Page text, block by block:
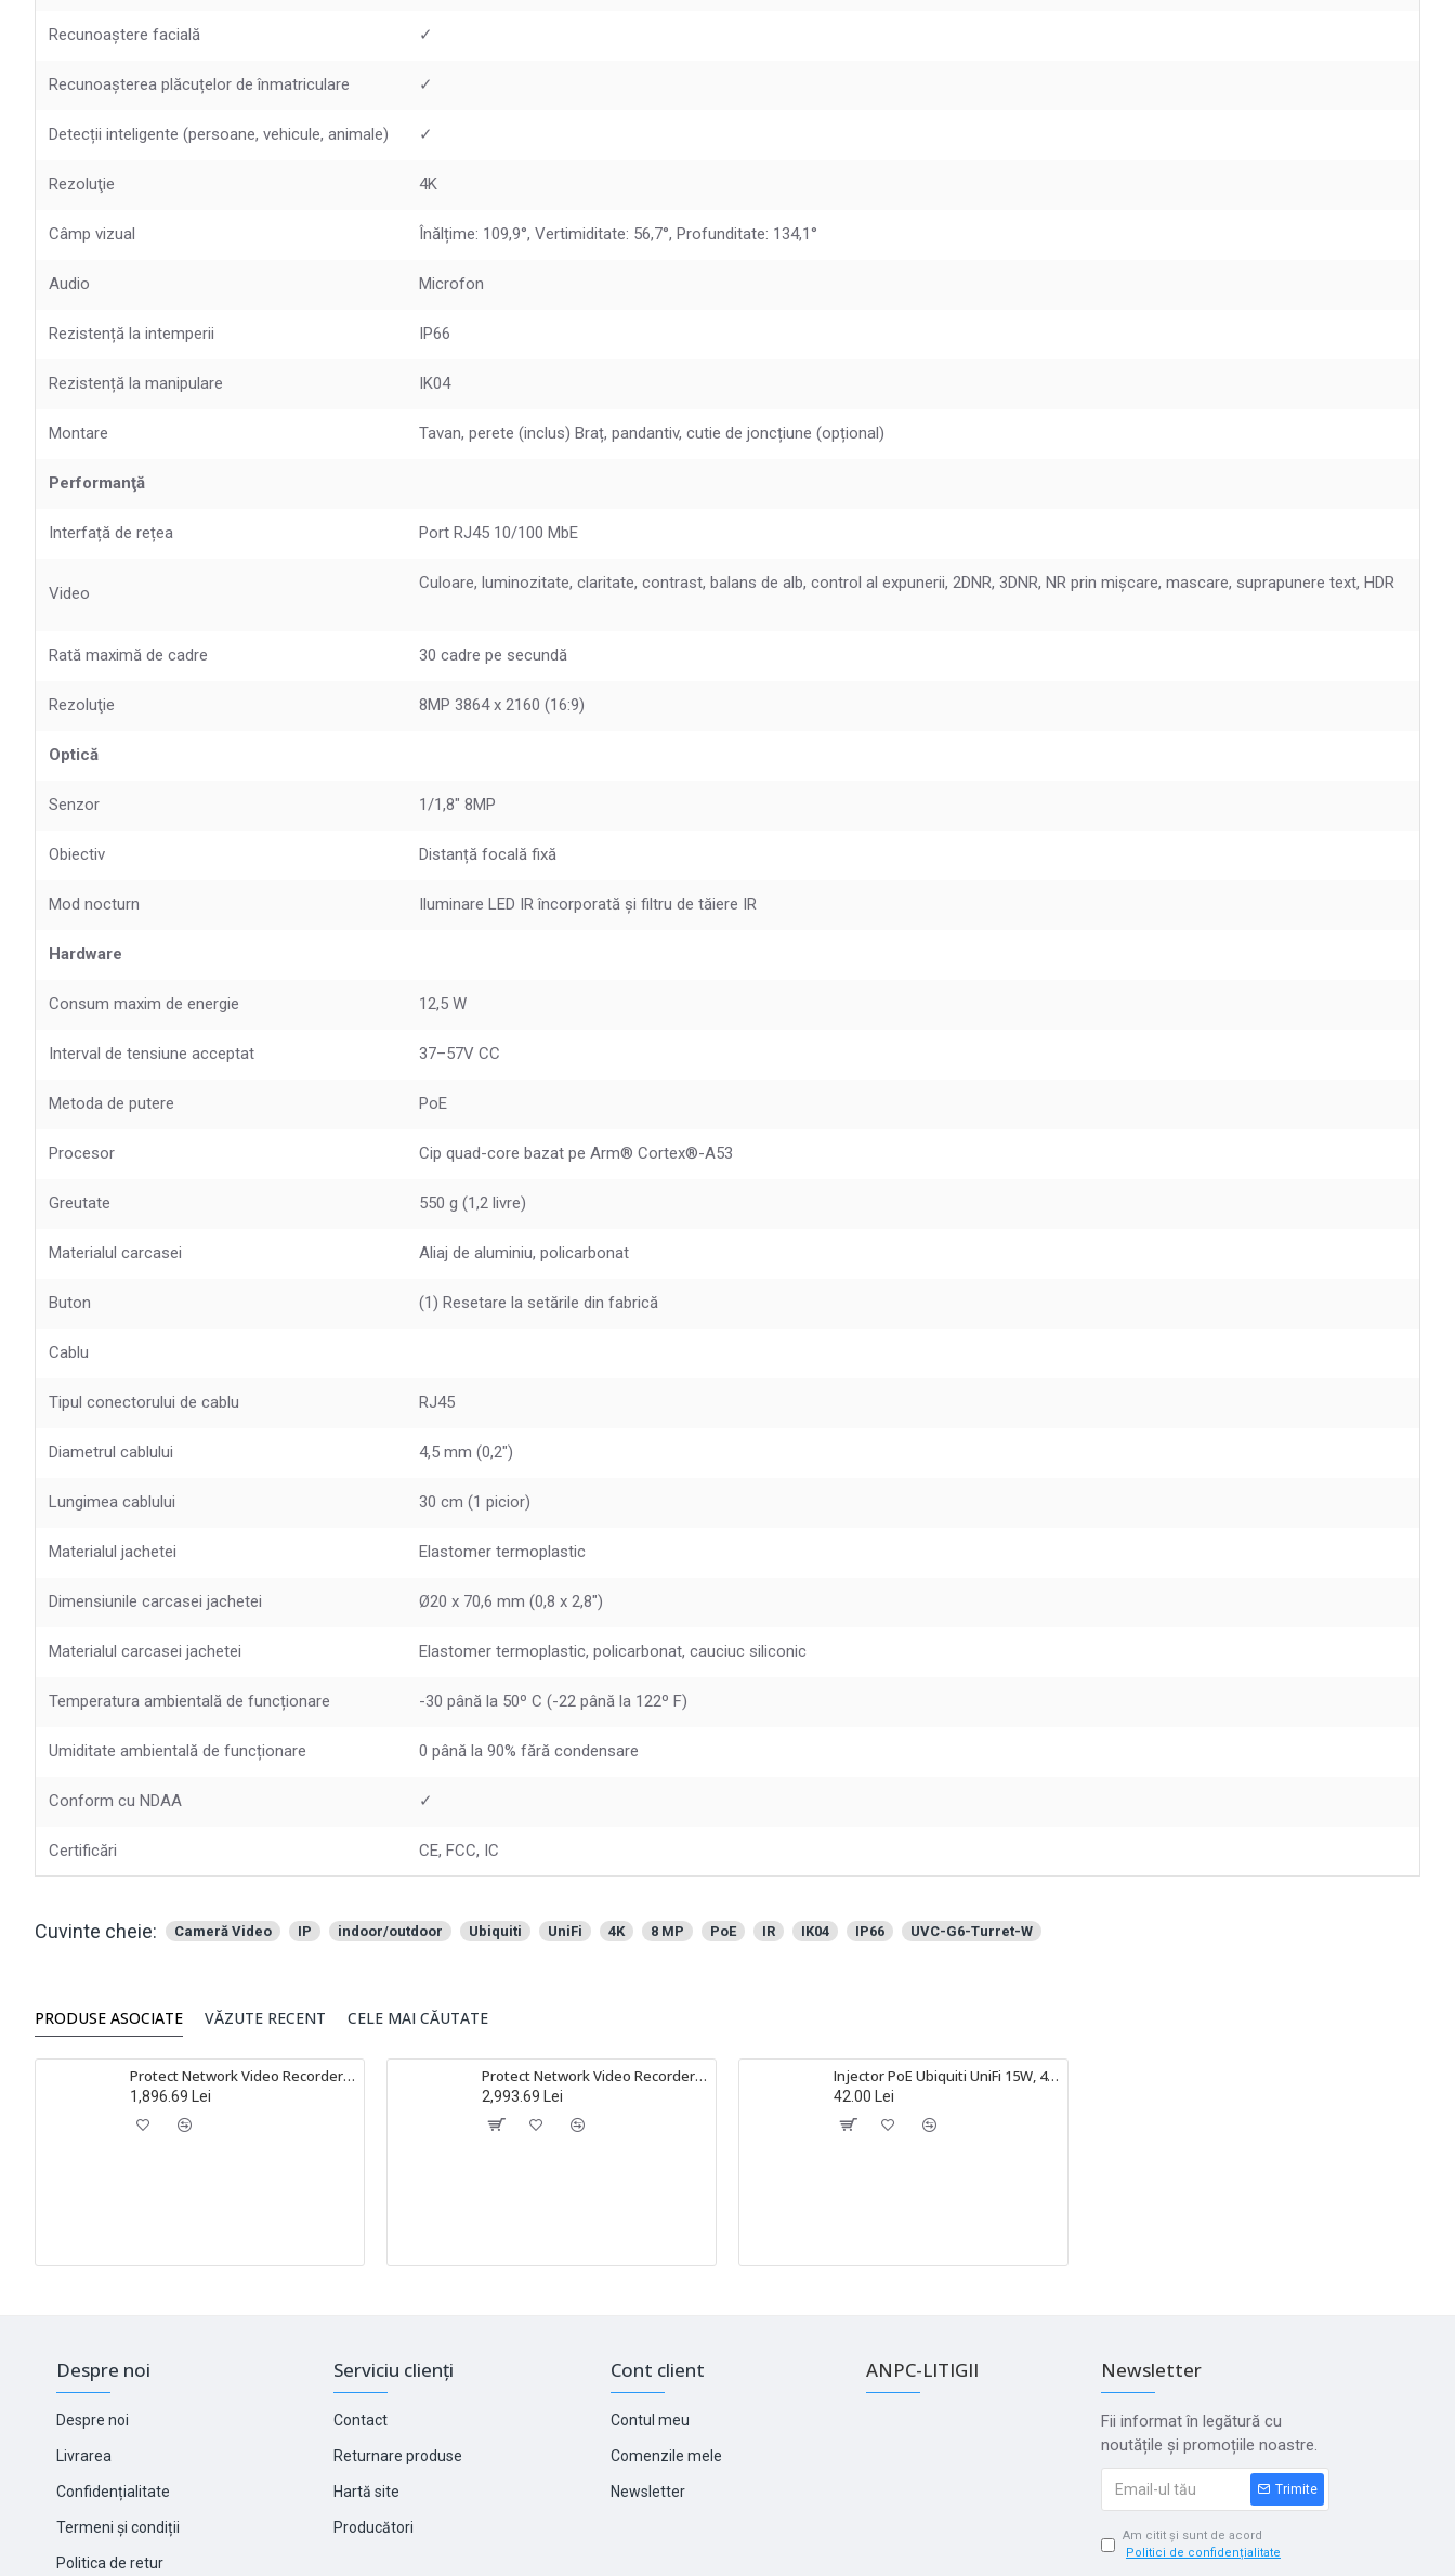
Recunoaștere facială ✓
Recunoașterea plăcuțelor de înmatriculare ✓
Detecții inteligente (persoane, vehicule, animale) ✓
Rezoluţie 4K
Câmp vizual Înălțime: 109,9°, Vertimiditate: 56,7°, Profunditate: 134,1°
Audio Microfon
Rezistență la intemperii IP66
Rezistență la manipulare IK04
Montare Tavan, perete (inclus) Braț, pandantiv, cutie de joncțiune (opțional)
Performanţă
Interfață de rețea Port RJ45 10/100 MbE
Video
Culoare, luminozitate, claritate, contrast, balans de alb, control al expunerii, 2DNR, 3DNR, NR prin mișcare, mascare, suprapunere text, HDR
Rată maximă de cadre 30 cadre pe secundă
Rezoluţie 8MP 3864 x 2160 (16:9)
Optică
Senzor 1/1,8" 8MP
Obiectiv Distanță focală fixă
Mod nocturn Iluminare LED IR încorporată și filtru de tăiere IR
Hardware
Consum maxim de energie 12,5 W
Interval de tensiune acceptat 37–57V CC
Metoda de putere PoE
Procesor Cip quad-core bazat pe Arm® Cortex®-A53
Greutate 550 g (1,2 livre)
Materialul carcasei Aliaj de aluminiu, policarbonat
Buton (1) Resetare la setările din fabrică
Cablu
Tipul conectorului de cablu RJ45
Diametrul cablului 4,5 mm (0,2")
Lungimea cablului 30 cm (1 picior)
Materialul jachetei Elastomer termoplastic
Dimensiunile carcasei jachetei Ø20 x 70,6 mm (0,8 x 2,8")
Materialul carcasei jachetei Elastomer termoplastic, policarbonat, cauciuc siliconic
Temperatura ambientală de funcționare -30 până la 50º C (-22 până la 122º F)
Umiditate ambientală de funcționare 0 până la 90% fără condensare
Conform cu NDAA ✓
Certificări CE, FCC, IC
Cuvinte cheie: Cameră Video IP indoor/outdoor Ubiquiti UniFi 4K 8 MP PoE IR IK04 IP66 UVC-G6-Turret-W
PRODUSE ASOCIATE VĂZUTE RECENT CELE MAI CĂUTATE
Protect Network Video Recorder Ubiquiti UniFi NVR - UNVR
1,896.69 Lei
Protect Network Video Recorder Ubiquiti UniFi NVR - UNVR-PRO
2,993.69 Lei
Injector PoE Ubiquiti UniFi 15W, 48V, 0.32A, Alb, RJ45 Gigabit, U-PoE
42.00 Lei
Despre noi
Despre noi
Livrarea
Confidențialitate
Termeni și condiții
Politica de retur
Serviciu clienți
Contact
Returnare produse
Hartă site
Producători
Cont client
Contul meu
Comenzile mele
Newsletter
ANPC-LITIGII Newsletter
Fii informat în legătură cu
noutățile și promoțiile noastre.
Trimite
Am citit și sunt de acord
Politici de confidențialitate